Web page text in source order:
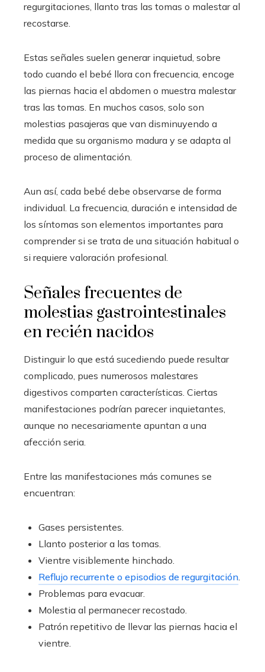
regurgitaciones, llanto tras las tomas o malestar al
recostarse.
Estas señales suelen generar inquietud, sobre
todo cuando el bebé llora con frecuencia, encoge
las piernas hacia el abdomen o muestra malestar
tras las tomas. En muchos casos, solo son
molestias pasajeras que van disminuyendo a
medida que su organismo madura y se adapta al
proceso de alimentación.
Aun así, cada bebé debe observarse de forma
individual. La frecuencia, duración e intensidad de
los síntomas son elementos importantes para
comprender si se trata de una situación habitual o
si requiere valoración profesional.
Señales frecuentes de
molestias gastrointestinales
en recién nacidos
Distinguir lo que está sucediendo puede resultar
complicado, pues numerosos malestares
digestivos comparten características. Ciertas
manifestaciones podrían parecer inquietantes,
aunque no necesariamente apuntan a una
afección seria.
Entre las manifestaciones más comunes se
encuentran:
Gases persistentes.
Llanto posterior a las tomas.
Vientre visiblemente hinchado.
Reflujo recurrente o episodios de regurgitación.
Problemas para evacuar.
Molestia al permanecer recostado.
Patrón repetitivo de llevar las piernas hacia el
vientre.